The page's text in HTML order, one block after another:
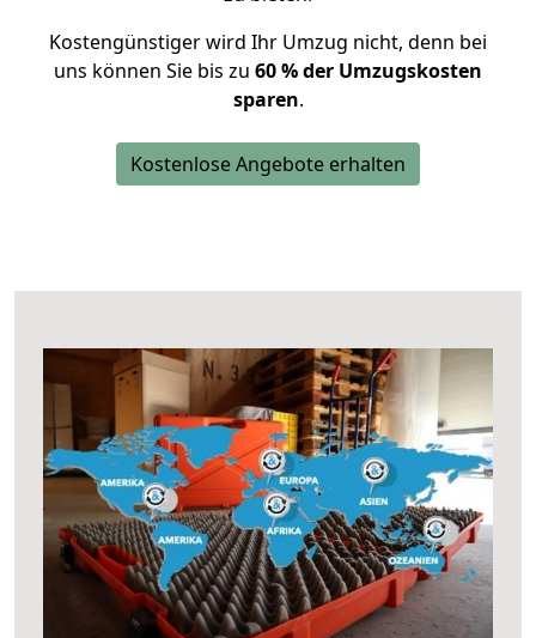
Kostengünstiger wird Ihr Umzug nicht, denn bei
uns können Sie bis zu 60 % der Umzugskosten
sparen.
Kostenlose Angebote erhalten